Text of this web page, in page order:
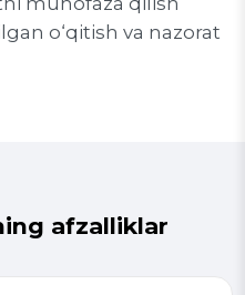
o‘qitish va nazorat
afzalliklar